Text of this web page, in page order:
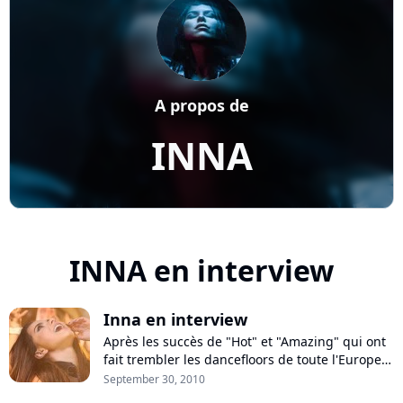
INNA
A propos de
INNA en interview
Inna en interview
Après les succès de "Hot" et "Amazing" qui ont
fait trembler les dancefloors de toute l'Europe
cet été, Inna poursuit la promotion de son
September 30, 2010